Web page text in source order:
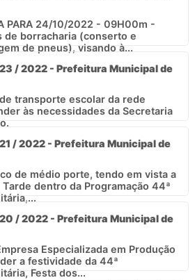
PARA 24/10/2022 - 09H00m -
de borracharia (conserto e
de pneus), visando à...
/ 2022 - Prefeitura Municipal de
transporte escolar da rede
às necessidades da Secretaria
/ 2022 - Prefeitura Municipal de
de médio porte, tendo em vista a
dentro da Programação 44ª
/ 2022 - Prefeitura Municipal de
Especializada em Produção
a festividade da 44ª
Festa dos...